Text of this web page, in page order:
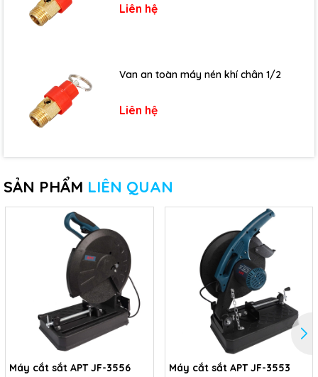
Liên hệ
Van an toàn máy nén khí chân 1/2
Liên hệ
SẢN PHẨM LIÊN QUAN
Máy cắt sắt APT JF-3556 Máy cắt sắt APT JF-3553